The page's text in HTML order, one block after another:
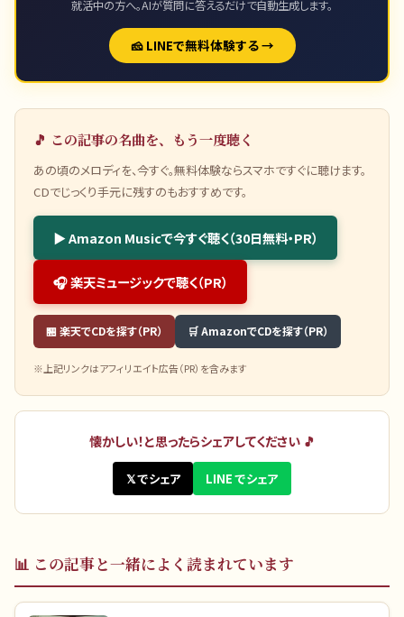
就活中の方へ。AIが質問に答えるだけで自動生成します。
🧀 LINEで無料体験する →
🎵 この記事の名曲を、もう一度聴く
あの頃のメロディを、今すぐ。無料体験ならスマホですぐに聴けます。
CDでじっくり手元に残すのもおすすめです。
▶ Amazon Musicで今すぐ聴く（30日無料・PR）
🎧 楽天ミュージックで聴く（PR）
🏪 楽天でCDを探す（PR） 🛒 AmazonでCDを探す（PR）
※上記リンクはアフィリエイト広告（PR）を含みます
懐かしい！と思ったらシェアしてください 🎵
𝕏 でシェア LINE でシェア
📊 この記事と一緒によく読まれています